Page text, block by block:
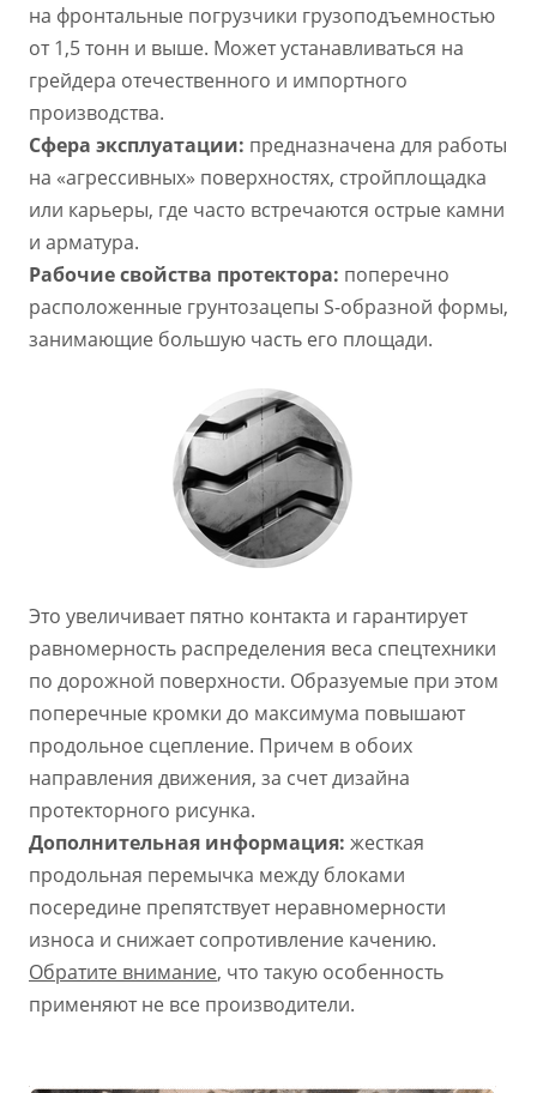
на фронтальные погрузчики грузоподъемностью
от 1,5 тонн и выше. Может устанавливаться на
грейдера отечественного и импортного
производства.
Сфера эксплуатации: предназначена для работы
на «агрессивных» поверхностях, стройплощадка
или карьеры, где часто встречаются острые камни
и арматура.
Рабочие свойства протектора: поперечно
расположенные грунтозацепы S-образной формы,
занимающие большую часть его площади.
Это увеличивает пятно контакта и гарантирует
равномерность распределения веса спецтехники
по дорожной поверхности. Образуемые при этом
поперечные кромки до максимума повышают
продольное сцепление. Причем в обоих
направления движения, за счет дизайна
протекторного рисунка.
Дополнительная информация: жесткая
продольная перемычка между блоками
посередине препятствует неравномерности
износа и снижает сопротивление качению.
Обратите внимание, что такую особенность
применяют не все производители.